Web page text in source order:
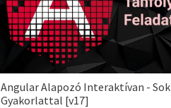
Angular Alapozó Interaktívan - Sok
Gyakorlattal [v17]